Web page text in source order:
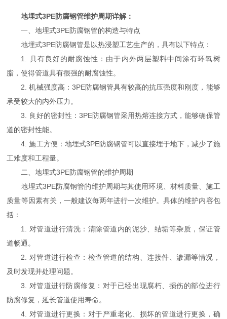
地埋式3PE防腐钢管维护周期详解：
一、地埋式3PE防腐钢管的构造与特点
地埋式3PE防腐钢管是以热浸塑工艺生产的，具有以下特点：
1. 具有良好的耐腐蚀性：由于内外两层塑料中间涂有环氧树
脂，使得管道具有很强的耐腐蚀性。
2. 机械强度高：3PE防腐钢管具有较高的抗压强度和刚度，能够
承受较大的内外压力。
3. 良好的密封性：3PE防腐钢管采用热熔连接方式，能够确保管
道的密封性能。
4. 施工方便：地埋式3PE防腐钢管可以直接埋于地下，减少了施
工难度和工程量。
二、地埋式3PE防腐钢管的维护周期
地埋式3PE防腐钢管的维护周期与其使用环境、材料质量、施工
质量等因素有关，一般建议每两年进行一次维护。具体的维护内容包
括：
1. 对管道进行清洗：清除管道内的泥沙、结垢等杂质，保证管
道畅通。
2. 对管道进行检查：检查管道的结构、连接件、渗漏等情况，
及时发现并处理问题。
3. 对管道进行防腐修复：对于已经出现腐朽、损伤的部位进行
防腐修复，延长管道使用寿命。
4. 对管道进行更换：对于严重老化、损坏的管道进行更换，确